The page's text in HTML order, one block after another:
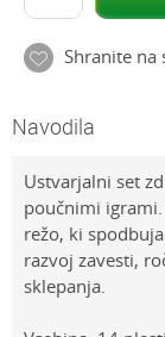
Shranite na
Navodila
Ustvarjalni set
poučnimi
režo, ki
razvoj zavesti,
sklepanja.